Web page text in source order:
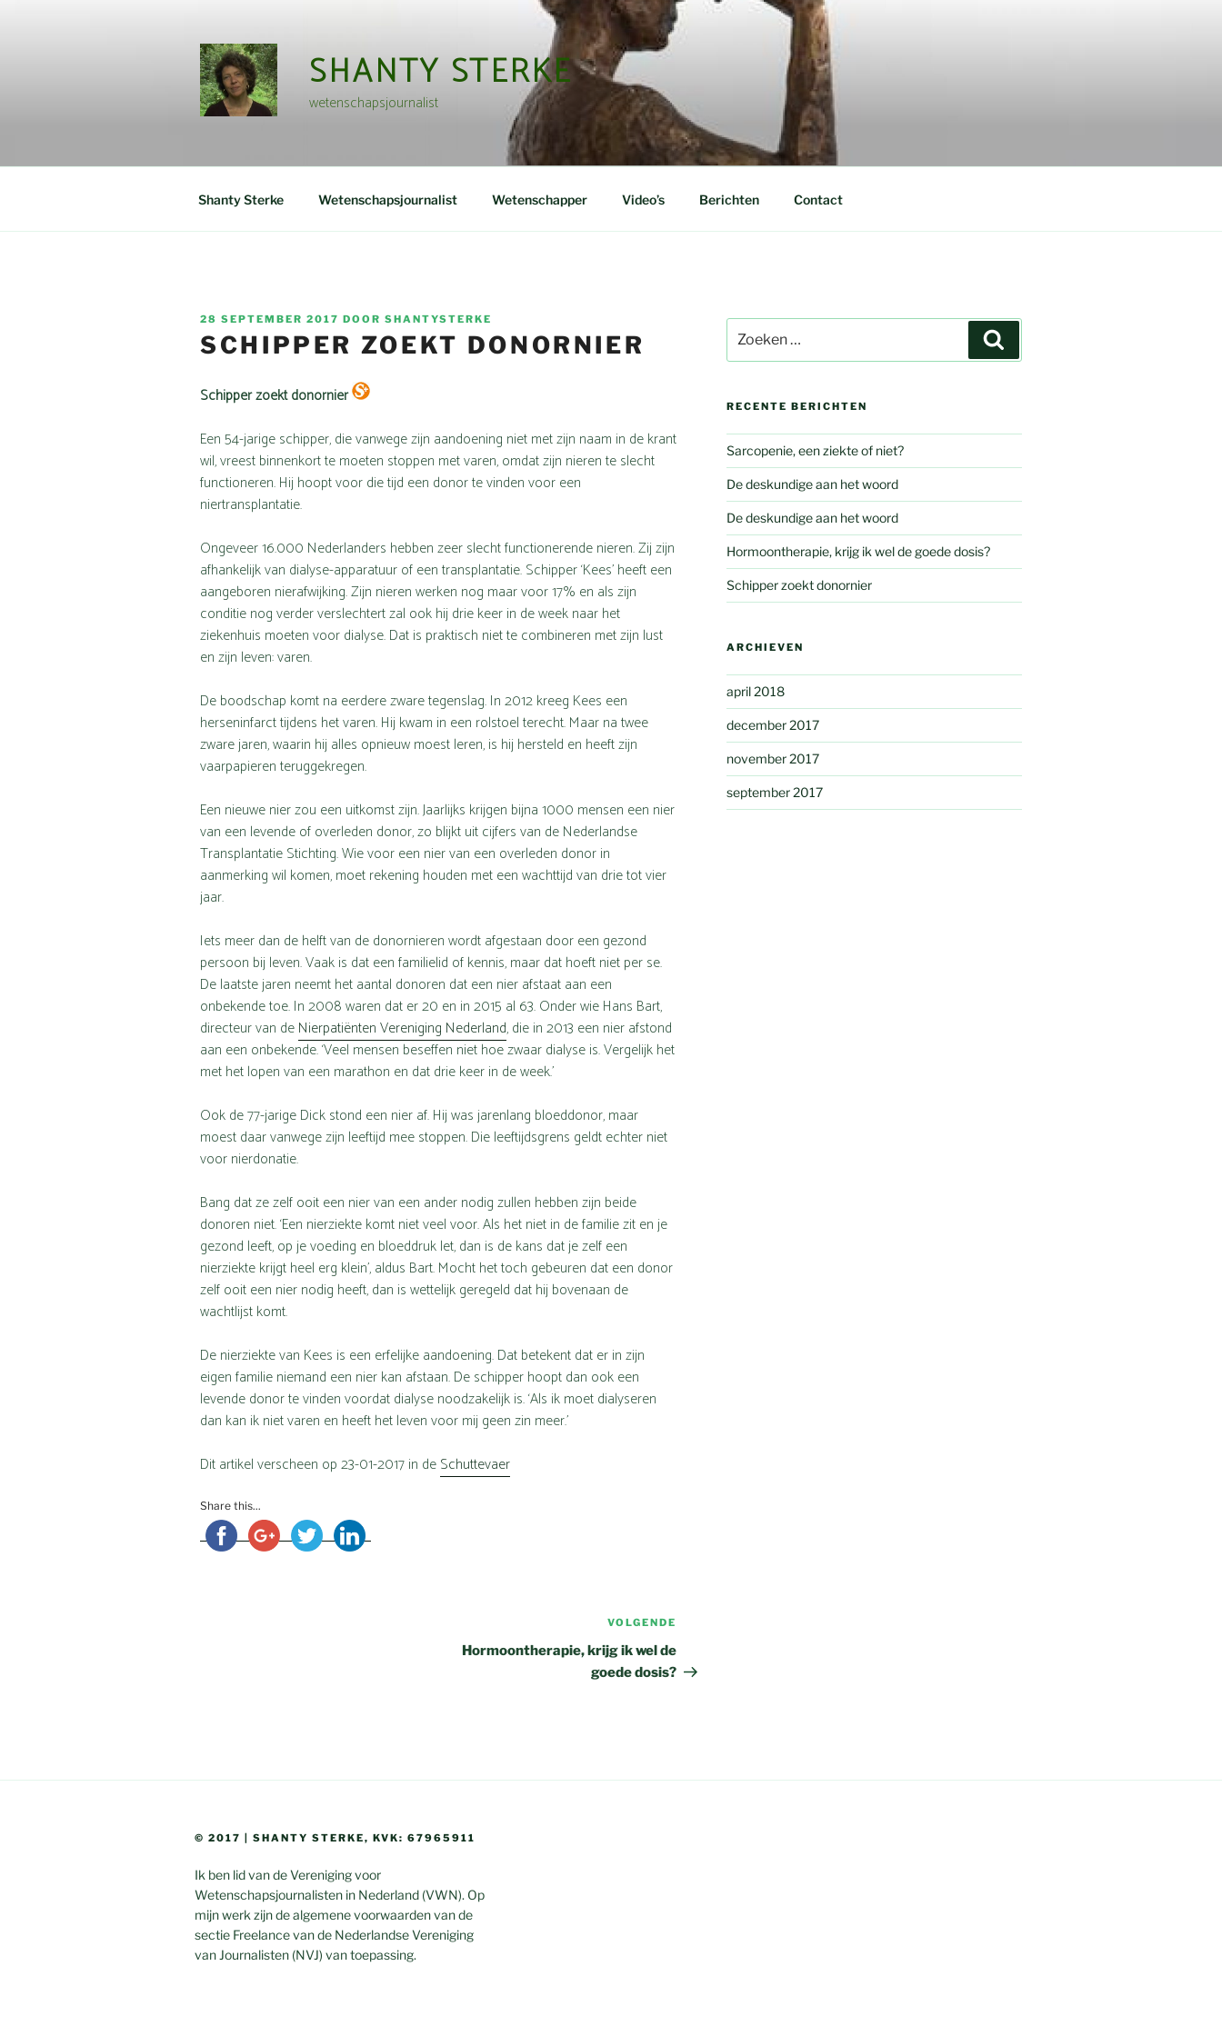
SHANTY STERKE
wetenschapsjournalist
Shanty Sterke Wetenschapsjournalist Wetenschapper Video’s Berichten Contact
GEPLAATST
OP
28 SEPTEMBER 2017 DOOR SHANTYSTERKE
SCHIPPER ZOEKT DONORNIER
Schipper zoekt donornier
Een 54-jarige schipper, die vanwege zijn aandoening niet met zijn naam in de krant
wil, vreest binnenkort te moeten stoppen met varen, omdat zijn nieren te slecht
functioneren. Hij hoopt voor die tijd een donor te vinden voor een
niertransplantatie.
Ongeveer 16.000 Nederlanders hebben zeer slecht functionerende nieren. Zij zijn
afhankelijk van dialyse-apparatuur of een transplantatie. Schipper ‘Kees’ heeft een
aangeboren nierafwijking. Zijn nieren werken nog maar voor 17% en als zijn
conditie nog verder verslechtert zal ook hij drie keer in de week naar het
ziekenhuis moeten voor dialyse. Dat is praktisch niet te combineren met zijn lust
en zijn leven: varen.
De boodschap komt na eerdere zware tegenslag. In 2012 kreeg Kees een
herseninfarct tijdens het varen. Hij kwam in een rolstoel terecht. Maar na twee
zware jaren, waarin hij alles opnieuw moest leren, is hij hersteld en heeft zijn
vaarpapieren teruggekregen.
Een nieuwe nier zou een uitkomst zijn. Jaarlijks krijgen bijna 1000 mensen een nier
van een levende of overleden donor, zo blijkt uit cijfers van de Nederlandse
Transplantatie Stichting. Wie voor een nier van een overleden donor in
aanmerking wil komen, moet rekening houden met een wachttijd van drie tot vier
jaar.
Iets meer dan de helft van de donornieren wordt afgestaan door een gezond
persoon bij leven. Vaak is dat een familielid of kennis, maar dat hoeft niet per se.
De laatste jaren neemt het aantal donoren dat een nier afstaat aan een
onbekende toe. In 2008 waren dat er 20 en in 2015 al 63. Onder wie Hans Bart,
directeur van deNierpatiënten Vereniging Nederland, die in 2013 een nier afstond
aan een onbekende. ‘Veel mensen beseffen niet hoe zwaar dialyse is. Vergelijk het
met het lopen van een marathon en dat drie keer in de week.’
Ook de 77-jarige Dick stond een nier af. Hij was jarenlang bloeddonor, maar
moest daar vanwege zijn leeftijd mee stoppen. Die leeftijdsgrens geldt echter niet
voor nierdonatie.
Bang dat ze zelf ooit een nier van een ander nodig zullen hebben zijn beide
donoren niet. ‘Een nierziekte komt niet veel voor. Als het niet in de familie zit en je
gezond leeft, op je voeding en bloeddruk let, dan is de kans dat je zelf een
nierziekte krijgt heel erg klein’, aldus Bart. Mocht het toch gebeuren dat een donor
zelf ooit een nier nodig heeft, dan is wettelijk geregeld dat hij bovenaan de
wachtlijst komt.
De nierziekte van Kees is een erfelijke aandoening. Dat betekent dat er in zijn
eigen familie niemand een nier kan afstaan. De schipper hoopt dan ook een
levende donor te vinden voordat dialyse noodzakelijk is. ‘Als ik moet dialyseren
dan kan ik niet varen en heeft het leven voor mij geen zin meer.’
Dit artikel verscheen op 23-01-2017 in deSchuttevaer
Share this...
bericht
VOLGENDE
Hormoontherapie, krijg ik wel de
goede dosis?
naar:
RECENTE BERICHTEN
Sarcopenie, een ziekte of niet?
De deskundige aan het woord
De deskundige aan het woord
Hormoontherapie, krijg ik wel de goede dosis?
Schipper zoekt donornier
ARCHIEVEN
april 2018
december 2017
november 2017
september 2017
© 2017 | SHANTY STERKE, KVK: 67965911
Ik ben lid van de Vereniging voor
Wetenschapsjournalisten in Nederland (VWN). Op
mijn werk zijn de algemene voorwaarden van de
sectie Freelance van de Nederlandse Vereniging
van Journalisten (NVJ) van toepassing.